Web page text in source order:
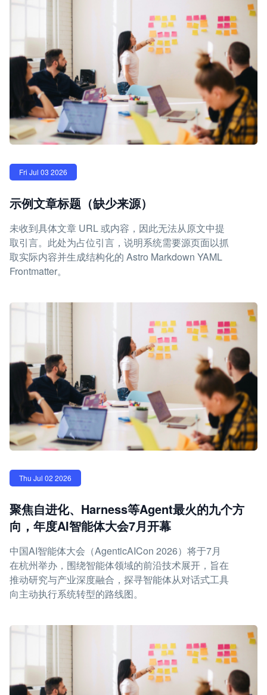
Fri Jul 03 2026
示例文章标题（缺少来源）
未收到具体文章 URL 或内容，因此无法从原文中提
取引言。此处为占位引言，说明系统需要源页面以抓
取实际内容并生成结构化的 Astro Markdown YAML
Frontmatter。
Thu Jul 02 2026
聚焦自进化、Harness等Agent最火的九个方
向，年度AI智能体大会7月开幕
中国AI智能体大会（AgenticAICon 2026）将于7月
在杭州举办，围绕智能体领域的前沿技术展开，旨在
推动研究与产业深度融合，探寻智能体从对话式工具
向主动执行系统转型的路线图。